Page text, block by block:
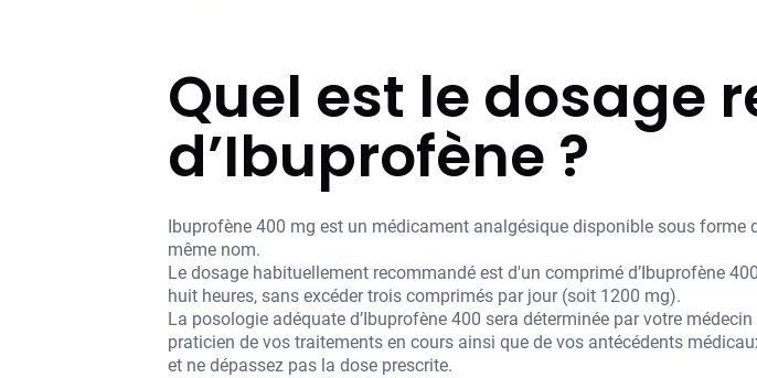
Quel est le dosage
d’Ibuprofène ?
Ibuprofène 400 mg est un médicament analgésique disponible sous
même nom.
Le dosage habituellement recommandé est d'un comprimé d’Ibuprofène
huit heures, sans excéder trois comprimés par jour (soit 1200 mg).
La posologie adéquate d’Ibuprofène 400 sera déterminée par votre
praticien de vos traitements en cours ainsi que de vos antécédents
et ne dépassez pas la dose prescrite.